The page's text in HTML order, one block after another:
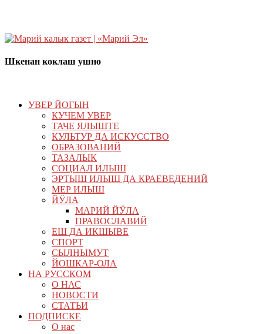
Шкенан коклаш ушно
УВЕР ЙОГЫН
КУЧЕМ УВЕР
ТАЧЕ ЯЛЫШТЕ
КУЛЬТУР ДА ИСКУССТВО
ОБРАЗОВАНИЙ
ТАЗАЛЫК
СОЦИАЛ ИЛЫШ
ЭРТЫШ ИЛЫШ ДА КРАЕВЕДЕНИЙ
МЕР ИЛЫШ
ЙӰЛА
МАРИЙ ЙӰЛА
ПРАВОСЛАВИЙ
ЕШ ДА ИКШЫВЕ
СПОРТ
СЫЛНЫМУТ
ЙОШКАР-ОЛА
НА РУССКОМ
О НАС
НОВОСТИ
СТАТЬИ
ПОДПИСКЕ
О нас